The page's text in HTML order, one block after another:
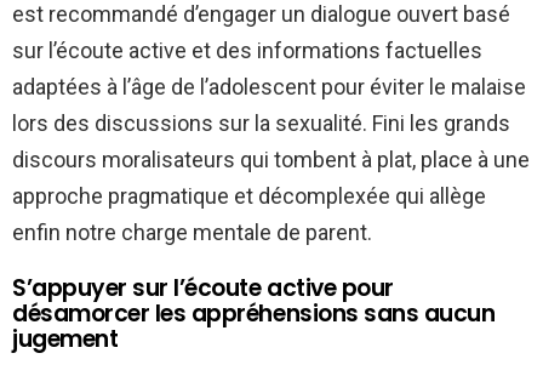
est recommandé d’engager un dialogue ouvert basé
sur l’écoute active et des informations factuelles
adaptées à l’âge de l’adolescent pour éviter le malaise
lors des discussions sur la sexualité. Fini les grands
discours moralisateurs qui tombent à plat, place à une
approche pragmatique et décomplexée qui allège
enfin notre charge mentale de parent.
S’appuyer sur l’écoute active pour
désamorcer les appréhensions sans aucun
jugement